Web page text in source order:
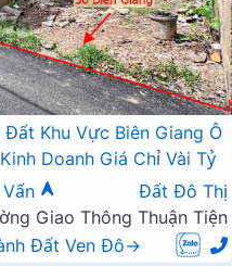
Khu Vực Biên Giang Ô
Doanh Giá Chỉ Vài Tỷ
Đất Đô Thị
Giao Thông Thuận Tiện
Đất Ven Đô→